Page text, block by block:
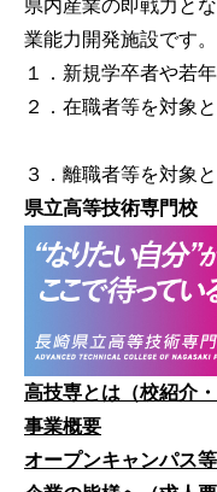
県内産業の即戦力と
業能力開発施設です
１．新規学卒者や若
２．在職者等を対象
３．離職者等を対象
県立高等技術専門校
高技専とは（校紹介・
事業概要
オープンキャンパス